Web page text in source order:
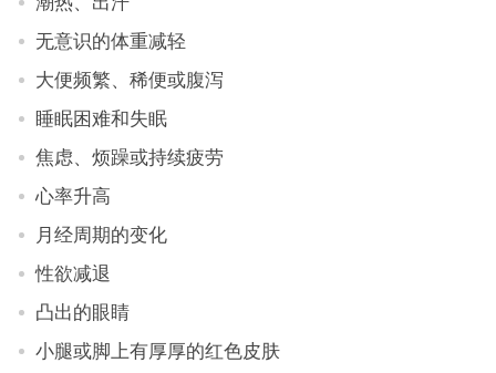
无意识的体重减轻
大便频繁、稀便或腹泻
睡眠困难和失眠
焦虑、烦躁或持续疲劳
心率升高
月经周期的变化
性欲减退
凸出的眼睛
小腿或脚上有厚厚的红色皮肤